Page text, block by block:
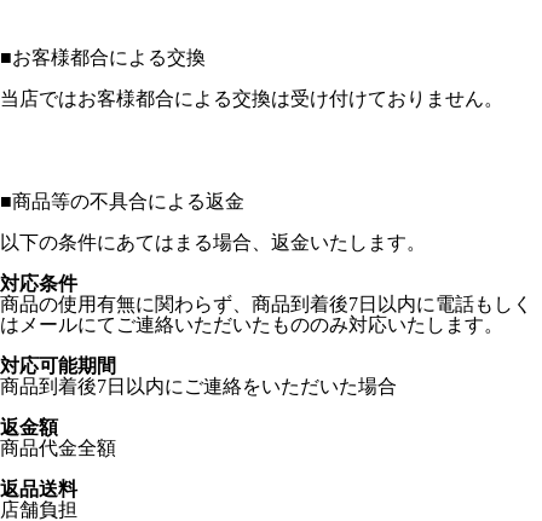
■お客様都合による交換
当店ではお客様都合による交換は受け付けておりません。
■商品等の不具合による返金
以下の条件にあてはまる場合、返金いたします。
対応条件
商品の使用有無に関わらず、商品到着後7日以内に電話もしく
はメールにてご連絡いただいたもののみ対応いたします。
対応可能期間
商品到着後7日以内にご連絡をいただいた場合
返金額
商品代金全額
返品送料
店舗負担